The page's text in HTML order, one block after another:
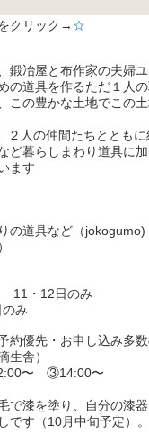
クリック→ ☆
鍛冶屋と布作家の夫婦
の道具を作るただ１人
この豊かな土地でこの
人の仲間たちとともに
ど暮らしまわり道具に
ます
の道具など（jokogumo)
11・12日のみ
み
優先・お申し込み多
生舎）
〜 ③14:00〜
で漆を塗り、自分の漆器
す（10月中旬予定）。